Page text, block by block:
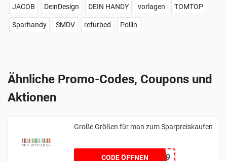
JACOB DeinDesign DEIN HANDY vorlagen TOMTOP
Sparhandy SMDV refurbed Pollin
Ähnliche Promo-Codes, Coupons und
Aktionen
Große Größen für man zum Sparpreiskaufen
CODE ÖFFNEN MAS9